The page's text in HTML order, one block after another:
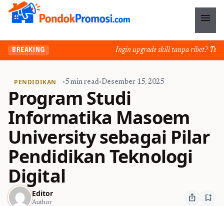
menu
BREAKING Ingin upgrade skill tanpa ribet?
PENDIDIKAN •5 min read•Desember 15, 2025
Program Studi
Informatika Masoem
University sebagai Pilar
Pendidikan Teknologi
Digital
Editor
Author ios_share bookmark_add